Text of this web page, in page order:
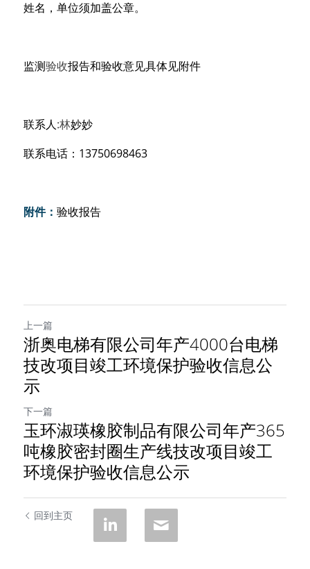
姓名，单位须加盖公章。
监测验收报告和验收意见具体见附件
联系人:林妙妙
联系电话：13750698463
附件： 验收报告
上一篇
浙奥电梯有限公司年产4000台电梯
技改项目竣工环境保护验收信息公
示
下一篇
玉环淑瑛橡胶制品有限公司年产365
吨橡胶密封圈生产线技改项目竣工
环境保护验收信息公示
回到主页